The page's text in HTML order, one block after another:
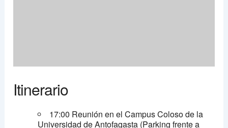
Itinerario
17:00 Reunión en el Campus Coloso de la
Universidad de Antofagasta (Parking frente a